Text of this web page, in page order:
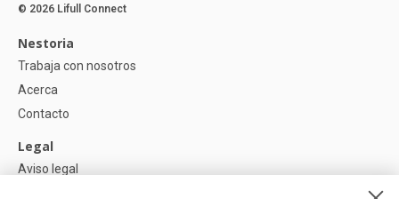
© 2026 Lifull Connect
Nestoria
Trabaja con nosotros
Acerca
Contacto
Legal
Aviso legal